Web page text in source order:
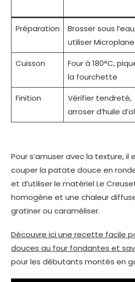
Préparation
Brosser sous
utiliser Microplane
Cuisson
Four à 180°C,
la fourchette
Finition
Vérifier tendreté,
arroser d’huile
Pour s’amuser avec la texture, il
couper la patate douce en
et d’utiliser le matériel Le
homogène et une chaleur
gratiner ou caraméliser.
Découvre ici une recette facile
douces au four fondantes et
pour les débutants montés en